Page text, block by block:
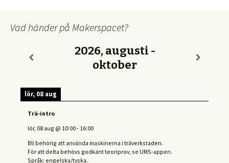
Vad händer på Makerspacet?
2026, augusti -
oktober
lör, 08 aug
Trä-intro
lör, 08 aug @ 10:00- 16:00
Bli behörig att använda maskinerna i träverkstaden.
För att delta behövs godkänt teoriprov, se UMS-appen.
Språk: engelska/tyska.